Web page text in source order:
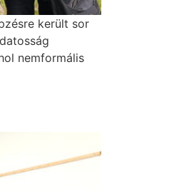
került sor
nemformális